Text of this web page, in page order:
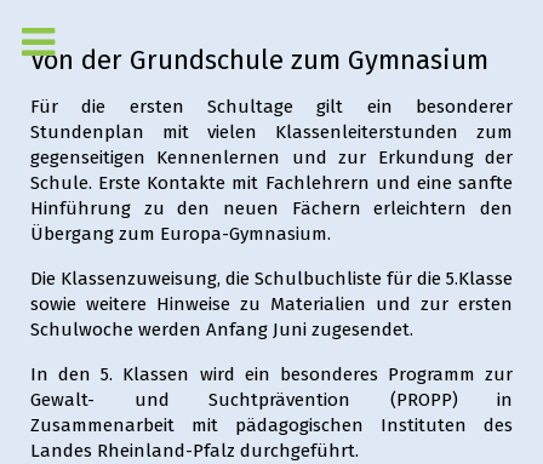
Von der Grundschule zum Gymnasium
Für die ersten Schultage gilt ein besonderer
Stundenplan mit vielen Klassenleiterstunden zum
gegenseitigen Kennenlernen und zur Erkundung der
Schule. Erste Kontakte mit Fachlehrern und eine sanfte
Hinführung zu den neuen Fächern erleichtern den
Übergang zum Europa-Gymnasium.
Die Klassenzuweisung, die Schulbuchliste für die 5.Klasse
sowie weitere Hinweise zu Materialien und zur ersten
Schulwoche werden Anfang Juni zugesendet.
In den 5. Klassen wird ein besonderes Programm zur
Gewalt- und Suchtprävention (PROPP) in
Zusammenarbeit mit pädagogischen Instituten des
Landes Rheinland-Pfalz durchgeführt.